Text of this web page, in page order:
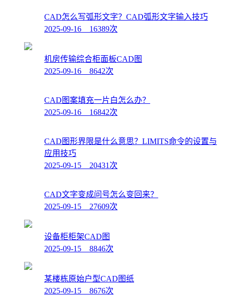
CAD怎么写弧形文字？CAD弧形文字输入技巧
2025-09-16 16389次
机房传输综合柜面板CAD图
2025-09-16 8642次
CAD图案填充一片白怎么办？
2025-09-16 16842次
CAD图形界限是什么意思？LIMITS命令的设置与
应用技巧
2025-09-15 20431次
CAD文字变成问号怎么变回来？
2025-09-15 27609次
设备柜柜架CAD图
2025-09-15 8846次
某楼栋原始户型CAD图纸
2025-09-15 8676次